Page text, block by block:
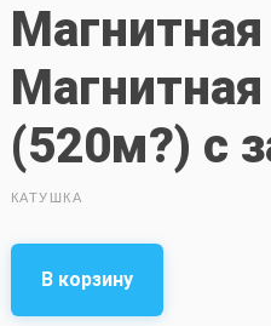
(520м?) с
КАТУШКА
В корзину